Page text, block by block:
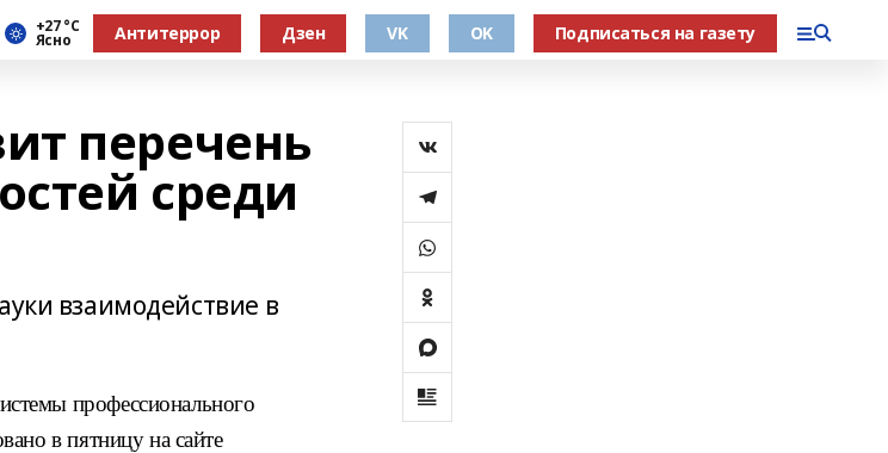
+27 °С
Ясно Антитеррор Дзен VK OK Подписаться на газету
перечень
среди
взаимодействие в
профессионального
в пятницу на сайте